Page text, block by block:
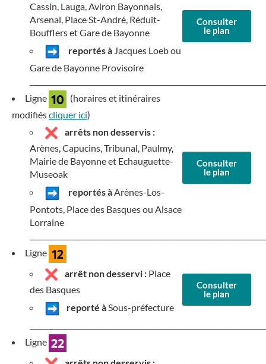
Cassin, Lauga, Aviron Bayonnais,
Arsenal, Place St-André, Réduit-
Boufflers et Gare de Bayonne
reportés à Jacques Loeb ou
Gare de Bayonne Provisoire
Consulter
le plan
Ligne
(horaires et itinéraires
modifiéscliquer ici)
arrêts non desservis :
Arènes, Capucins, Tribunal, Paulmy,
Mairie de Bayonne et Echauguette-
Museoak
reportés àArènes-Los-
Pontots, Place des Basques ou Alsace
Lorraine
Consulter
le plan
Ligne
arrêt non desservi : Place
des Basques
reporté àSous-préfecture
Consulter
le plan
Ligne